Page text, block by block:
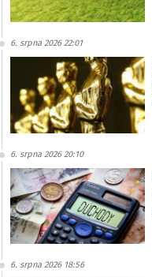
6. srpna 2026 22:01
6. srpna 2026 20:10
6. srpna 2026 18:56